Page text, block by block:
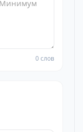
0 слов